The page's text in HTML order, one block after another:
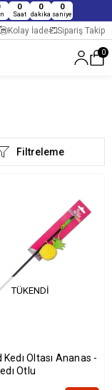
0
Saat
0
dakika
0
saniye
Kolay İade Sipariş Takip
0
Filtreleme
TÜKENDI
Oltası Ananas -
Otlu